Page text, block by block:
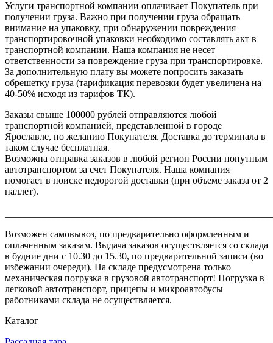
Услуги транспортной компании оплачивает Покупатель при
получении груза. Важно при получении груза обращать
внимание на упаковку, при обнаружении повреждения
транспортировочной упаковки необходимо составлять акт в
транспортной компании. Наша компания не несет
ответственности за повреждение груза при транспортировке.
За дополнительную плату вы можете попросить заказать
обрешетку груза (тарификация перевозки будет увеличена на
40-50% исходя из тарифов ТК).
Заказы свыше 100000 рублей отправляются любой
транспортной компанией, представленной в городе
Ярославле, по желанию Покупателя. Доставка до терминала в
таком случае бесплатная.
Возможна отправка заказов в любой регион России попутным
автотранспортом за счет Покупателя. Наша компания
помогает в поиске недорогой доставки (при объеме заказа от 2
паллет).
Возможен самовывоз, по предварительно оформленным и
оплаченным заказам. Выдача заказов осуществляется со склада
в будние дни с 10.30 до 15.30, по предварительной записи (во
избежании очереди). На складе предусмотрена только
механическая погрузка в грузовой автотранспорт! Погрузка в
легковой автотранспорт, прицепы и микроавтобусы
работниками склада не осуществляется.
Каталог